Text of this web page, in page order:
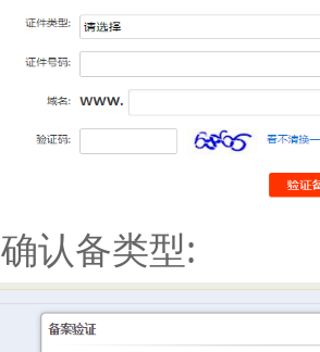
确认备类型: